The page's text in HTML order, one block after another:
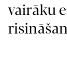
vairāku